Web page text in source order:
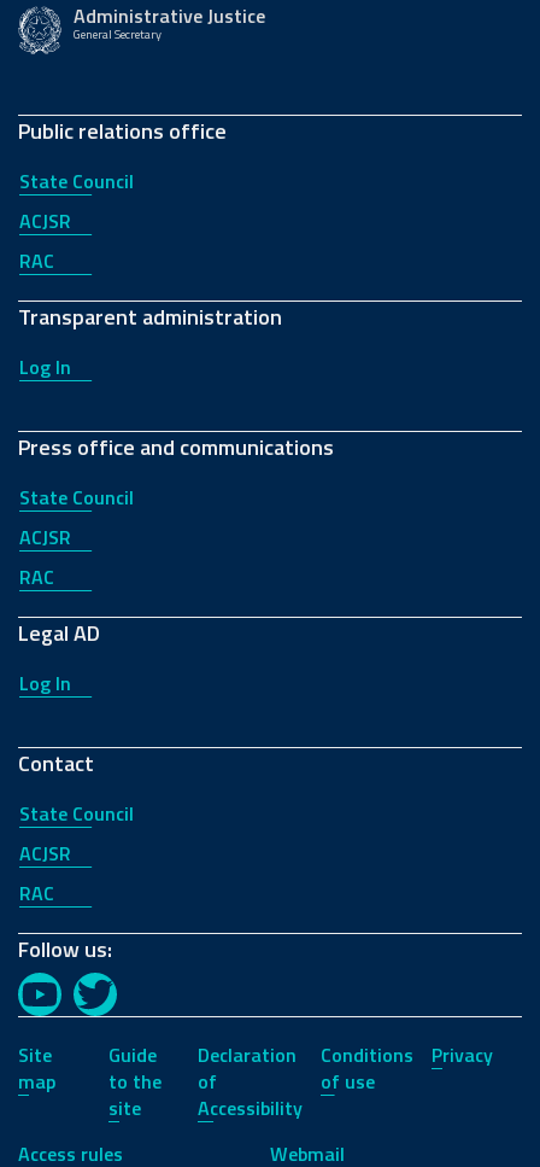
Administrative Justice
General Secretary
Public relations office
State Council
ACJSR
RAC
Transparent administration
Log In
Press office and communications
State Council
ACJSR
RAC
Legal AD
Log In
Contact
State Council
ACJSR
RAC
Follow us:
YouTubeTwitter
Site
map
Guide
to the
site
Declaration
of
Accessibility
Conditions
of use
Privacy
Access rules Webmail